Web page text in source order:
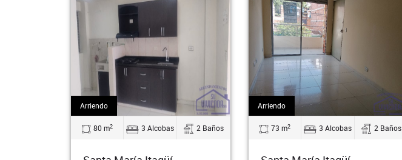
Arriendo
80 m2 3 Alcobas 2 Baños
Arriendo
73 m2 3 Alcobas 2 Baños